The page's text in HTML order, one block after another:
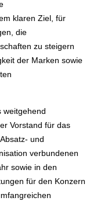
klaren Ziel, für
die
zu steigern
der Marken sowie
weitgehend
Vorstand für das
und
verbundenen
sowie in den
für den Konzern